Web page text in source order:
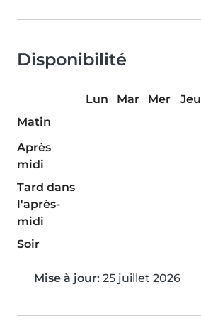
Disponibilité
Lun Mar Mer Jeu
Matin
Après
midi
Tard dans
l'après-
midi
Soir
Mise à jour: 25 juillet 2026